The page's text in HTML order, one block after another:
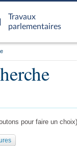
Travaux
parlementaires
pour faire un choix)